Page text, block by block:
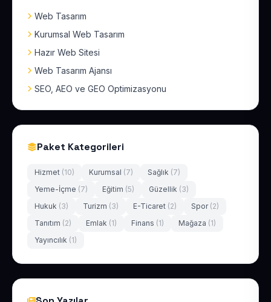
Web Tasarım
Kurumsal Web Tasarım
Hazır Web Sitesi
Web Tasarım Ajansı
SEO, AEO ve GEO Optimizasyonu
Paket Kategorileri
Hizmet (10) Kurumsal (7) Sağlık (7)
Yeme-İçme (7) Eğitim (5) Güzellik (3)
Hukuk (3) Turizm (3) E-Ticaret (2) Spor (2)
Tanıtım (2) Emlak (1) Finans (1) Mağaza (1)
Yayıncılık (1)